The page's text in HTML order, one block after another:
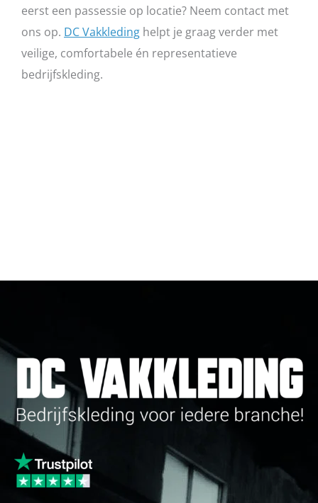
eerst een passessie op locatie? Neem contact met
ons op. DC Vakkleding helpt je graag verder met
veilige, comfortabele én representatieve
bedrijfskleding.